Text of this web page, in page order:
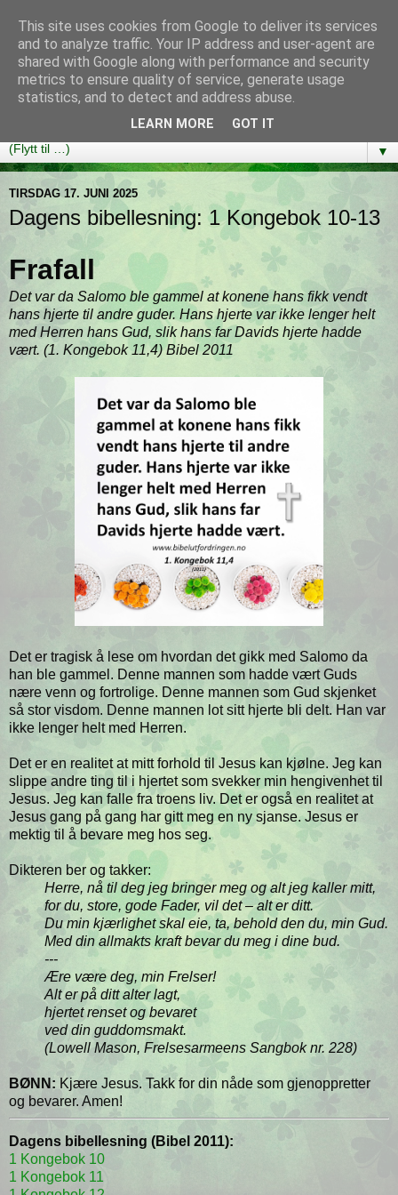
Bibelutfordringen
En bibelleseplan som hjelper deg med å lese gjennom hele
Bibelen på ett år!
▼
TIRSDAG 17. JUNI 2025
Dagens bibellesning: 1 Kongebok 10-13
Frafall
Det var da Salomo ble gammel at konene hans fikk vendt
hans hjerte til andre guder. Hans hjerte var ikke lenger helt
med Herren hans Gud, slik hans far Davids hjerte hadde
vært. (1. Kongebok 11,4) Bibel 2011
Det er tragisk å lese om hvordan det gikk med Salomo da
han ble gammel. Denne mannen som hadde vært Guds
nære venn og fortrolige. Denne mannen som Gud skjenket
så stor visdom. Denne mannen lot sitt hjerte bli delt. Han var
ikke lenger helt med Herren.
Det er en realitet at mitt forhold til Jesus kan kjølne. Jeg kan
slippe andre ting til i hjertet som svekker min hengivenhet til
Jesus. Jeg kan falle fra troens liv. Det er også en realitet at
Jesus gang på gang har gitt meg en ny sjanse. Jesus er
mektig til å bevare meg hos seg.
Dikteren ber og takker:
Herre, nå til deg jeg bringer meg og alt jeg kaller mitt,
for du, store, gode Fader, vil det – alt er ditt.
Du min kjærlighet skal eie, ta, behold den du, min Gud.
Med din allmakts kraft bevar du meg i dine bud.
---
Ære være deg, min Frelser!
Alt er på ditt alter lagt,
hjertet renset og bevaret
ved din guddomsmakt.
(Lowell Mason, Frelsesarmeens Sangbok nr. 228)
BØNN: Kjære Jesus. Takk for din nåde som gjenoppretter
og bevarer. Amen!
Dagens bibellesning (Bibel 2011):
1 Kongebok 10
1 Kongebok 11
This site uses cookies from Google to deliver its services
and to analyze traffic. Your IP address and user-agent are
shared with Google along with performance and security
metrics to ensure quality of service, generate usage
statistics, and to detect and address abuse.
LEARN MORE GOT IT